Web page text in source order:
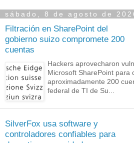
sábado, 8 de agosto de
Filtración en SharePoint del
gobierno suizo compromete 200
cuentas
Hackers aprovecharon
Microsoft SharePoint para
aproximadamente 200
federal de TI de Su...
SilverFox usa software y
controladores confiables para